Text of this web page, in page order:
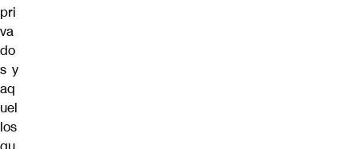
pri
va
do
s y
aq
uel
los